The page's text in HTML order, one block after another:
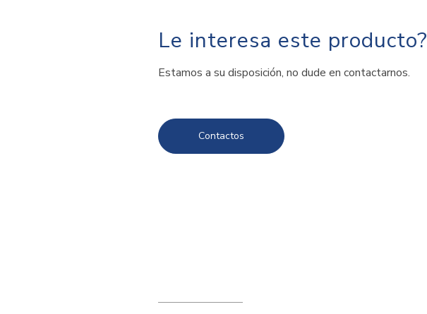
Le interesa este producto?
Estamos a su disposición, no dude en contactarnos.
Contactos